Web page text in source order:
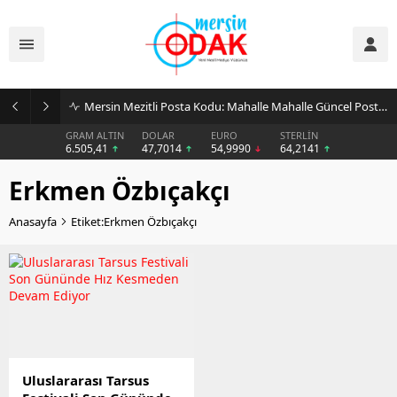
Mersin Mezitli Posta Kodu: Mahalle Mahalle Güncel Posta Kodu Rehberi
GRAM ALTIN
6.505,41
DOLAR
47,7014
EURO
54,9990
STERLİN
64,2141
Erkmen Özbıçakçı
Anasayfa Etiket:Erkmen Özbıçakçı
Uluslararası Tarsus